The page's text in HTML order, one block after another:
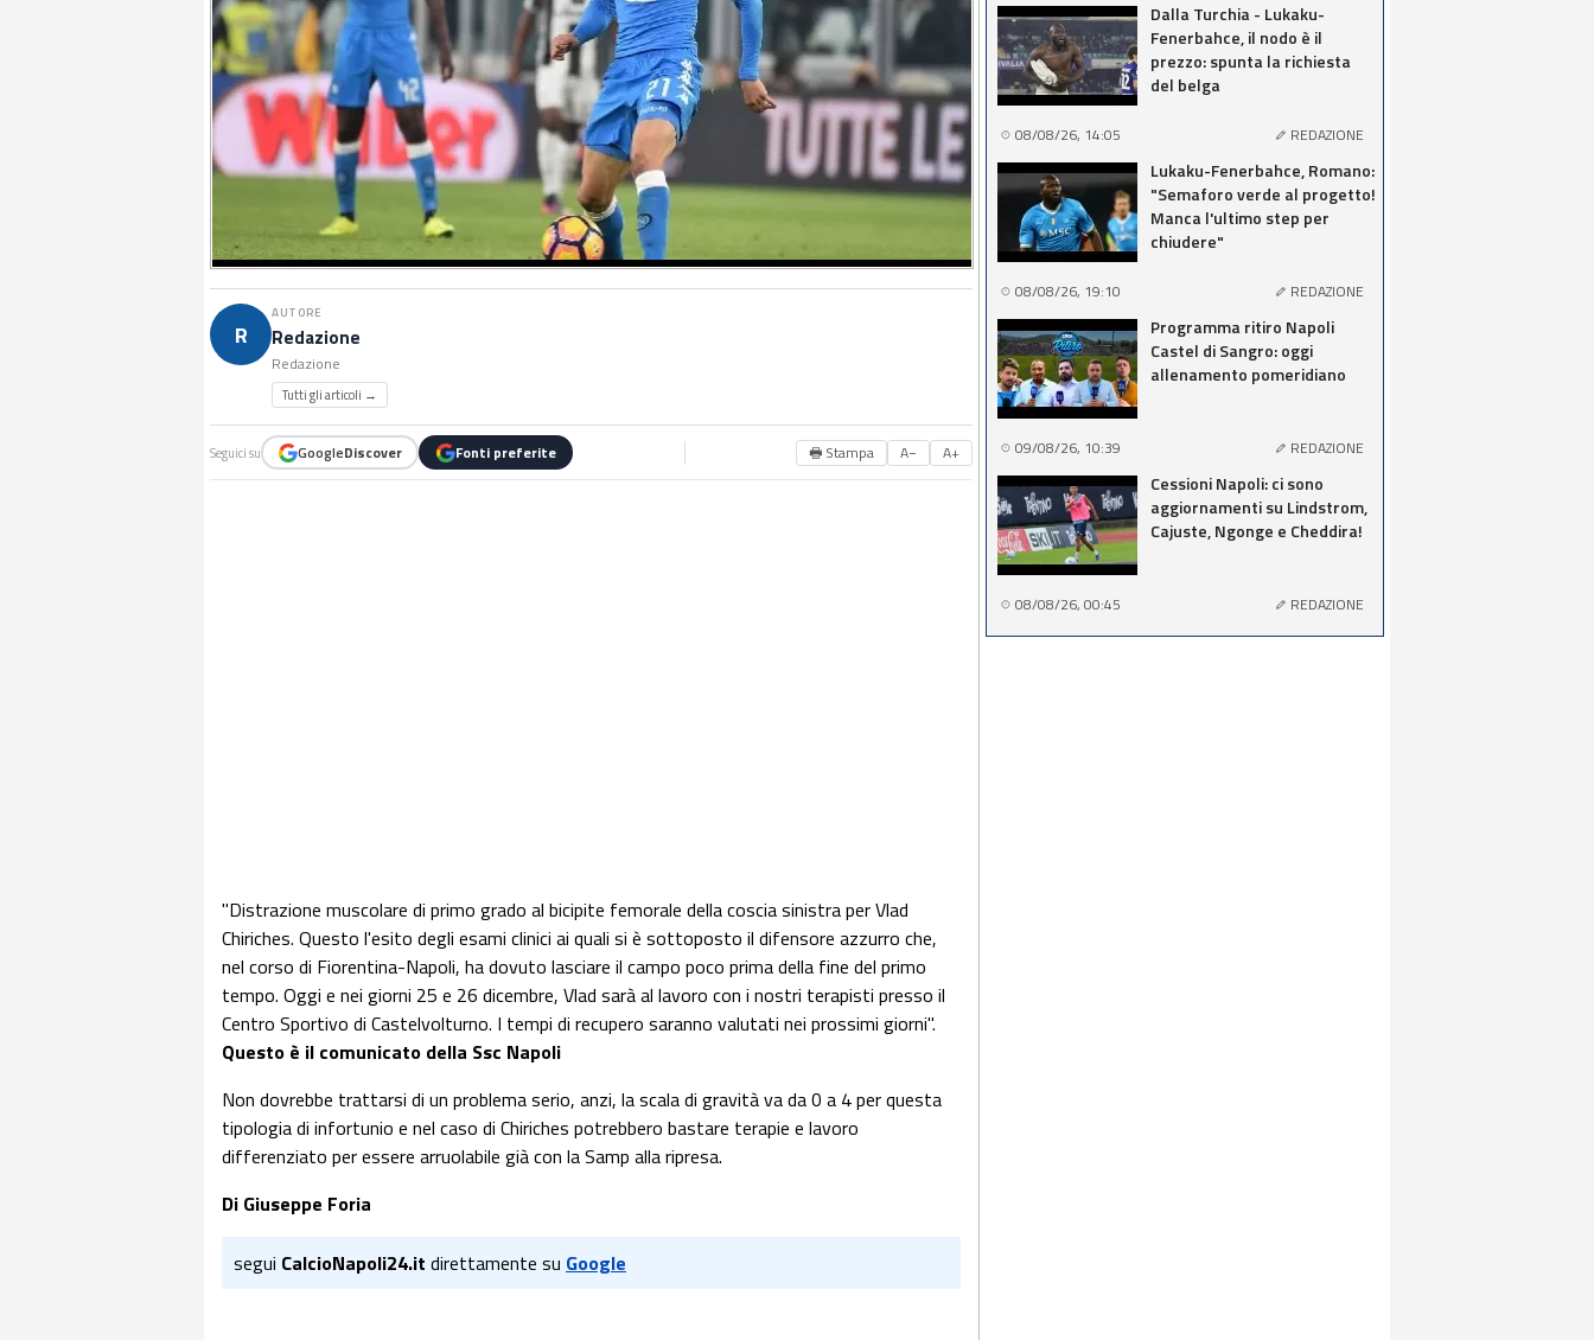
R
AUTORE
Redazione
Redazione
Tutti gli articoli →
Seguici su GoogleDiscover Fonti preferite 🖶 Stampa A− A+
"Distrazione muscolare di primo grado al bicipite femorale della coscia sinistra per Vlad
Chiriches. Questo l'esito degli esami clinici ai quali si è sottoposto il difensore azzurro che,
nel corso di Fiorentina-Napoli, ha dovuto lasciare il campo poco prima della fine del primo
tempo. Oggi e nei giorni 25 e 26 dicembre, Vlad sarà al lavoro con i nostri terapisti presso il
Centro Sportivo di Castelvolturno. I tempi di recupero saranno valutati nei prossimi giorni".
Questo è il comunicato della Ssc Napoli
Non dovrebbe trattarsi di un problema serio, anzi, la scala di gravità va da 0 a 4 per questa
tipologia di infortunio e nel caso di Chiriches potrebbero bastare terapie e lavoro
differenziato per essere arruolabile già con la Samp alla ripresa.
Di Giuseppe Foria
segui CalcioNapoli24.it direttamente su Google
Dalla Turchia - Lukaku-
Fenerbahce, il nodo è il
prezzo: spunta la richiesta
del belga
08/08/26, 14:05 REDAZIONE
Lukaku-Fenerbahce, Romano:
"Semaforo verde al progetto!
Manca l'ultimo step per
chiudere"
08/08/26, 19:10 REDAZIONE
Programma ritiro Napoli
Castel di Sangro: oggi
allenamento pomeridiano
09/08/26, 10:39 REDAZIONE
Cessioni Napoli: ci sono
aggiornamenti su Lindstrom,
Cajuste, Ngonge e Cheddira!
08/08/26, 00:45 REDAZIONE